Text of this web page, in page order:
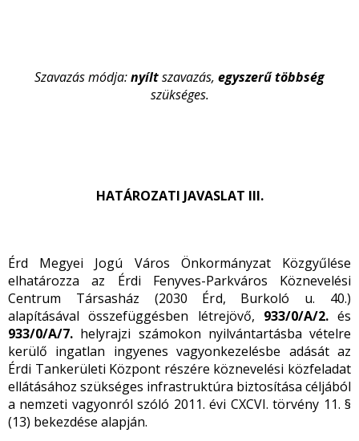
Szavazás módja:nyíltszavazás, egyszerű többség
szükséges.
HATÁROZATI JAVASLAT III.
Érd Megyei Jogú Város Önkormányzat Közgyűlése
elhatározza az Érdi Fenyves-Parkváros Köznevelési
Centrum Társasház (2030 Érd, Burkoló u. 40.)
alapításával összefüggésben létrejövő, 933/0/A/2.és
933/0/A/7. helyrajzi számokon nyilvántartásba vételre
kerülő ingatlan ingyenes vagyonkezelésbe adását az
Érdi Tankerületi Központ részére köznevelési közfeladat
ellátásához szükséges infrastruktúra biztosítása céljából
a nemzeti vagyonról szóló 2011. évi CXCVI. törvény 11. §
(13) bekezdése alapján.